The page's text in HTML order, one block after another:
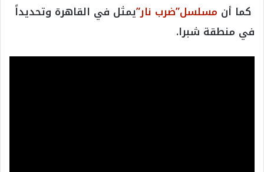
كما أن مسلسل”ضرب نار”يمثل في القاهرة وتحديداً
في منطقة شبرا.